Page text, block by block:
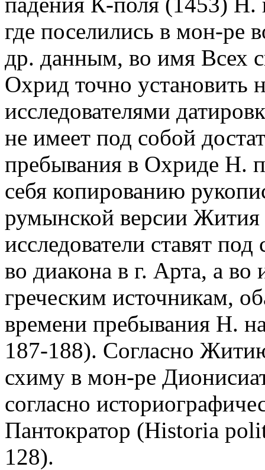
где поселились в мон-ре
др. данным, во имя Всех
Охрид точно установить
исследователями
не имеет под собой
пребывания в Охриде Н.
себя копированию
румынской версии
исследователи ставят
во диакона в г. Арта, а во
греческим источникам,
времени пребывания Н.
187-188). Согласно
схиму в мон-ре
согласно
Пантократор (Historia
128).